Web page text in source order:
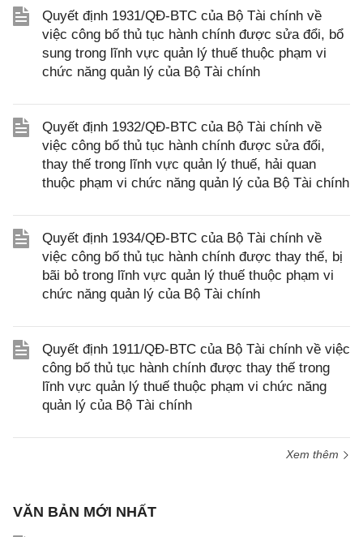
Quyết định 1931/QĐ-BTC của Bộ Tài chính về
việc công bố thủ tục hành chính được sửa đổi, bổ
sung trong lĩnh vực quản lý thuế thuộc phạm vi
chức năng quản lý của Bộ Tài chính
Quyết định 1932/QĐ-BTC của Bộ Tài chính về
việc công bố thủ tục hành chính được sửa đổi,
thay thế trong lĩnh vực quản lý thuế, hải quan
thuộc phạm vi chức năng quản lý của Bộ Tài chính
Quyết định 1934/QĐ-BTC của Bộ Tài chính về
việc công bố thủ tục hành chính được thay thế, bị
bãi bỏ trong lĩnh vực quản lý thuế thuộc phạm vi
chức năng quản lý của Bộ Tài chính
Quyết định 1911/QĐ-BTC của Bộ Tài chính về việc
công bố thủ tục hành chính được thay thế trong
lĩnh vực quản lý thuế thuộc phạm vi chức năng
quản lý của Bộ Tài chính
Xem thêm
VĂN BẢN MỚI NHẤT